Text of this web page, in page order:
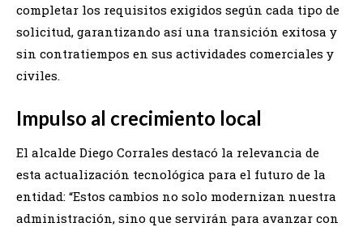
completar los requisitos exigidos según cada tipo de
solicitud, garantizando así una transición exitosa y
sin contratiempos en sus actividades comerciales y
civiles.
Impulso al crecimiento local
El alcalde Diego Corrales destacó la relevancia de
esta actualización tecnológica para el futuro de la
entidad: “Estos cambios no solo modernizan nuestra
administración, sino que servirán para avanzar con